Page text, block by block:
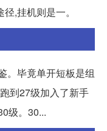
,挂机则是一。
。毕竟单开短板是组
到27级加入了新手
级。30...